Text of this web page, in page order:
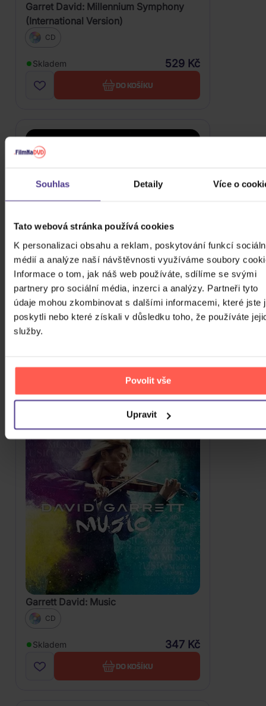
Souhlas Detaily Více o
Tato webová stránka používá cookies
K personalizaci obsahu a reklam, poskytování funkcí
médií a analýze naší návštěvnosti využíváme soubory
Informace o tom, jak náš web používáte, sdílíme se svými
partnery pro sociální média, inzerci a analýzy. Partneři tyto
údaje mohou zkombinovat s dalšími informacemi, které jste
poskytli nebo které získali v důsledku toho, že používáte
služby.
Povolit vše
Upravit
Garret David: Millennium Symphony
(International Version)
CD
Skladem 529 Kč
DO KOŠÍKU
Garrett David: Explosive
DO KOŠÍKU
Garrett David: Music
CD
Skladem 347 Kč
DO KOŠÍKU